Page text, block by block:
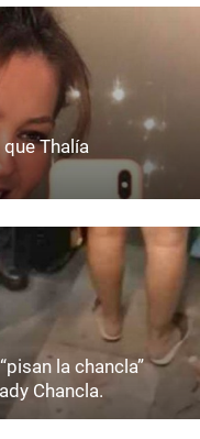
Thalía
la chancla”
Chancla.